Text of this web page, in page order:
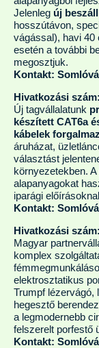
Jelenleg új
hosszútávon,
vágással), havi 40
esetén a további
megosztjuk.
Kontakt:
Hivatkozási
Új tagvállalatunk
készített CAT6a
kábelek
áruházat,
választást
környezetekben.
alapanyagokat
iparági
Kontakt:
Hivatkozási
Magyar
komplex
elektrosztatikus
Trumpf lézervágó,
hegesztő
a legmodernebb
felszerelt porfestő
Kontakt: